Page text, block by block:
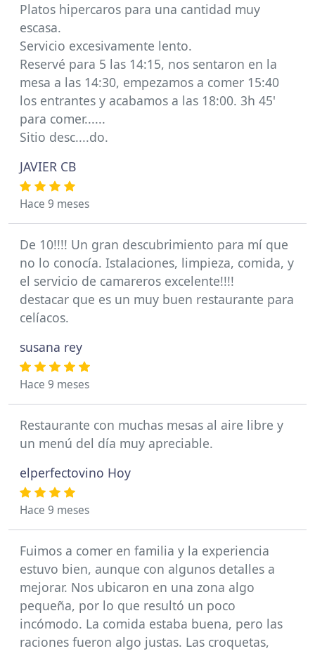
Platos hipercaros para una cantidad muy
escasa.
Servicio excesivamente lento.
Reservé para 5 las 14:15, nos sentaron en la
mesa a las 14:30, empezamos a comer 15:40
los entrantes y acabamos a las 18:00. 3h 45'
para comer......
Sitio desc....do.
JAVIER CB
Hace 9 meses
De 10!!!! Un gran descubrimiento para mí que
no lo conocía. Istalaciones, limpieza, comida, y
el servicio de camareros excelente!!!!
destacar que es un muy buen restaurante para
celíacos.
susana rey
Hace 9 meses
Restaurante con muchas mesas al aire libre y
un menú del día muy apreciable.
elperfectovino Hoy
Hace 9 meses
Fuimos a comer en familia y la experiencia
estuvo bien, aunque con algunos detalles a
mejorar. Nos ubicaron en una zona algo
pequeña, por lo que resultó un poco
incómodo. La comida estaba buena, pero las
raciones fueron algo justas. Las croquetas,